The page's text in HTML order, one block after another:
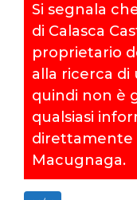
Si segnala
di Calasca
proprietario
alla ricerca di
quindi non è
qualsiasi
direttamente
Macugnaga.